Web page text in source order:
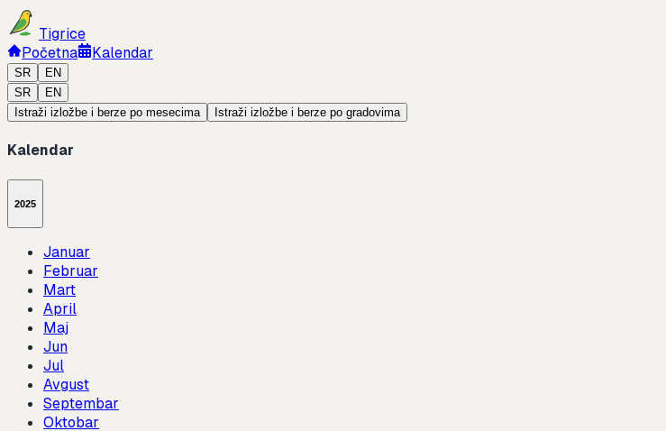
Tigrice
Početna
Kalendar
SR
EN
SR
EN
Istraži izložbe i berze po mesecima
Istraži izložbe i berze po gradovima
Kalendar
2025
Januar
Februar
Mart
April
Maj
Jun
Jul
Avgust
Septembar
Oktobar